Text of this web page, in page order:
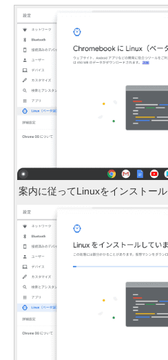
案内に従ってLinuxをインストール